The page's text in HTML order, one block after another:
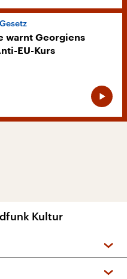
warnt Georgiens
EU-Kurs
Kultur